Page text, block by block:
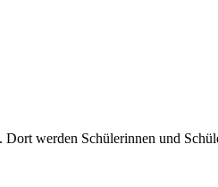
werden Schülerinnen und